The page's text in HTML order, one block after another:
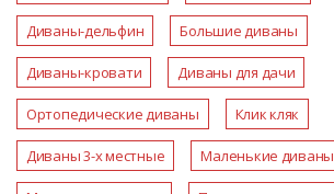
Диваны-дельфин Большие диваны
Диваны-кровати Диваны для дачи
Ортопедические диваны Клик кляк
Диваны 3-х местные Маленькие диваны